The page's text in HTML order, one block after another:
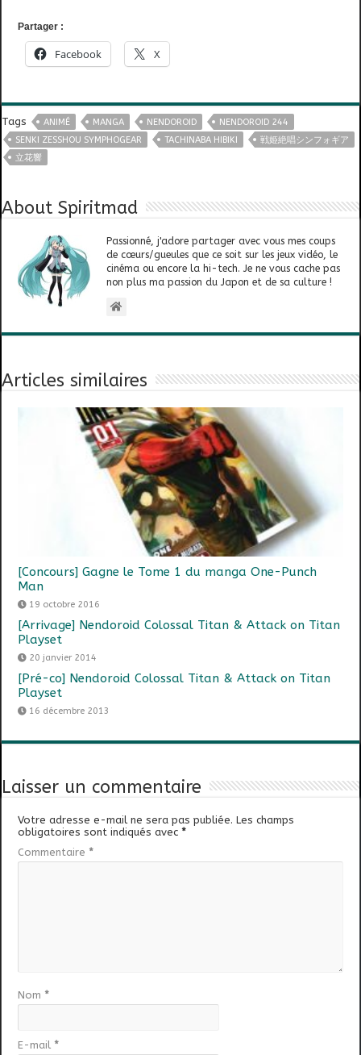
Partager :
Facebook X
Tags ANIMÉ MANGA NENDOROID
NENDOROID 244
SENKI ZESSHOU SYMPHOGEAR
TACHINABA HIBIKI
戦姫絶唱シンフォギア
立花響
About Spiritmad
Passionné, j'adore partager avec vous mes coups
de cœurs/gueules que ce soit sur les jeux vidéo, le
cinéma ou encore la hi-tech. Je ne vous cache pas
non plus ma passion du Japon et de sa culture !
Articles similaires
[Concours] Gagne le Tome 1 du manga One-Punch
Man
19 octobre 2016
[Arrivage] Nendoroid Colossal Titan & Attack on Titan
Playset
20 janvier 2014
[Pré-co] Nendoroid Colossal Titan & Attack on Titan
Playset
16 décembre 2013
Laisser un commentaire
Votre adresse e-mail ne sera pas publiée. Les champs
obligatoires sont indiqués avec*
Commentaire *
Nom *
E-mail *